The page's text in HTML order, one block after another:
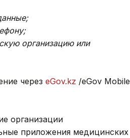
организацию или
через eGov.kz /eGov Mobile
организации
приложения медицинских